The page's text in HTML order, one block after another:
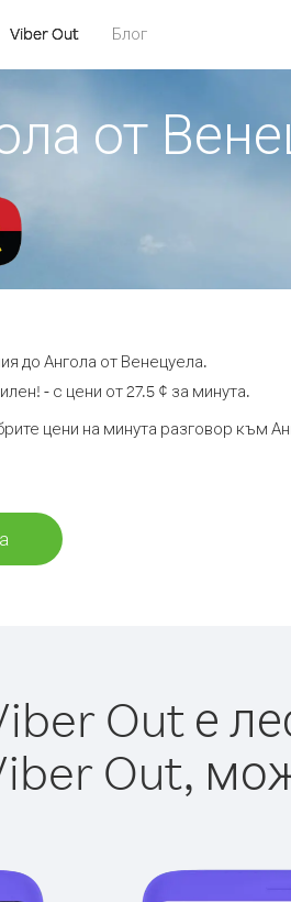
Viber Out Блог
от
до Ангола от Венецуела.
- с цени от 27.5 ¢ за минута.
цени на минута разговор към
Out е
Out,